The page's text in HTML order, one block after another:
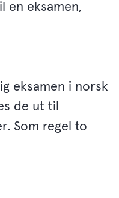
en eksamen,
eksamen i norsk
de ut til
Som regel to